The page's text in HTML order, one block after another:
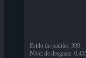
Estilo do padrão: 309
Nível de desgaste: